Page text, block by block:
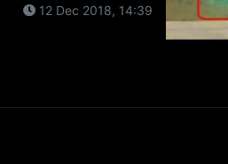
12 Dec 2018, 14:39